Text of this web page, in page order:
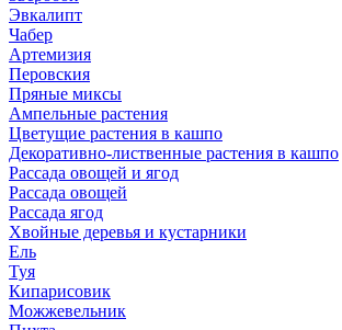
Эвкалипт
Чабер
Артемизия
Перовския
Пряные миксы
Ампельные растения
Цветущие растения в кашпо
Декоративно-лиственные растения в кашпо
Рассада овощей и ягод
Рассада овощей
Рассада ягод
Хвойные деревья и кустарники
Ель
Туя
Кипарисовик
Можжевельник